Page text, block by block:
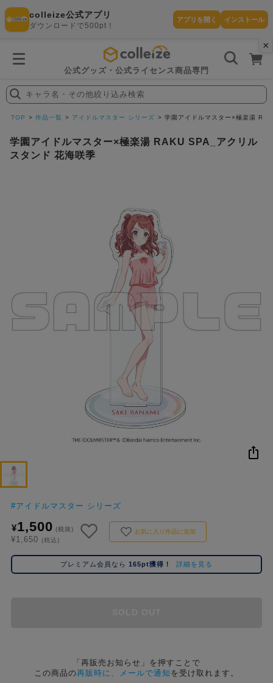
×
colleize公式アプリ
ダウンロードで500pt！
アプリを開く インストール
公式グッズ・公式ライセンス商品専門
探
す
商品
colleize B
OX
コ
キャラ名・その他絞り込み検索
TOP 作品一覧 アイドルマスター シリーズ 学園アイドルマスター×極楽湯
学園アイドルマスター×極楽湯 RAKU SPA_アクリル
スタンド 花海咲季
#アイドルマスター シリーズ
¥1,500 (税抜)
¥1,650 (税込)
お気に入り作品に追加
プレミアム会員なら 165pt獲得！ 詳細を見る
「再販売お知らせ」を押すことで
この商品の再販時に、メールで通知 を受け取れます。